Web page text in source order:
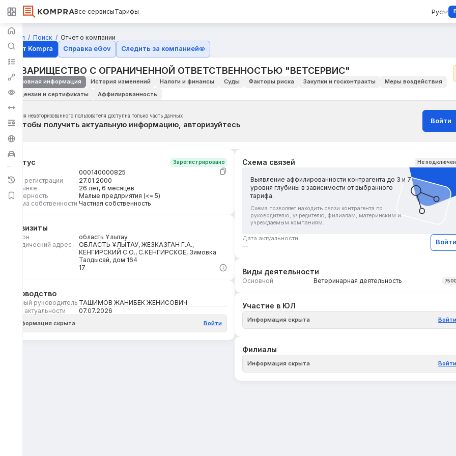
Все сервисыТарифы Рус
Главная Поиск
Отчет о компании
Отчёт Kompra
Справка eGov Следить за компанией
ТОВАРИЩЕСТВО С ОГРАНИЧЕННОЙ ОТВЕТСТВЕННОСТЬЮ "ВЕТСЕРВИС"
Основная информация История изменений Налоги и финансы Суды Факторы риска Закупки и госконтракты
Меры воздействия
Лицензии и сертификаты
Аффилированность
Для неавторизованного пользователя доступна только часть данных
Чтобы получить актуальную информацию, авторизуйтесь Войти
Статус Зарегистрировано
000140000825
Дата регистрации
27.01.2000
На рынке
26 лет, 6 месяцев
Размерность
Малые предприятия (<= 5)
Форма собственности Частная собственность
Реквизиты
Регион
область Ұлытау
Юридический адрес
ОБЛАСТЬ ҰЛЫТАУ, ЖЕЗКАЗГАН Г.А.,
КЕНГИРСКИЙ С.О., С.КЕНГИРСКОЕ, Зимовка
Талдысай, дом 164
17
Руководство
Первый руководитель ТАШИМОВ ЖАНИБЕК ЖЕНИСОВИЧ
Дата актуальности
07.07.2026
Информация скрыта Войти
Схема связей Не
Выявление аффилированности контрагента до 3 и 7
уровня глубины в зависимости от выбранного
тарифа.
Схема позволяет находить связи контрагента по
руководителю, учредителю, филиалам, материнским и
учреждаемым компаниям.
Дата актуальности:
—
Войти
Виды деятельности
Основной Ветеринарная деятельность
Участие в ЮЛ
Информация скрыта Войти
Филиалы
Информация скрыта Войти